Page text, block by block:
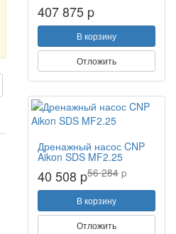
407 875 p
В корзину
Отложить
Дренажный насос CNP
Aikon SDS MF2.25
40 508 p56 284 p
В корзину
Отложить